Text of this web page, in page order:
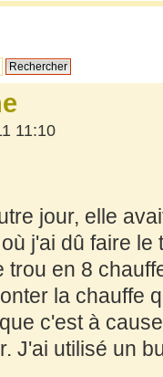
11:10
jour, elle
j'ai dû faire le
trou en 8
la chauffe
c'est à
J'ai utilisé un